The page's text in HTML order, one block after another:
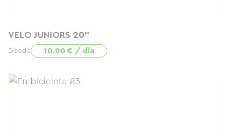
VELO JUNIORS 20"
Desde 10.00 € / día